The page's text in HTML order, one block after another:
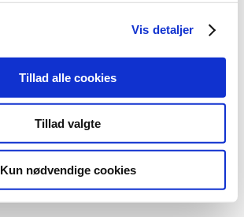
Vis detaljer
Tillad alle cookies
Tillad valgte
Kun nødvendige cookies